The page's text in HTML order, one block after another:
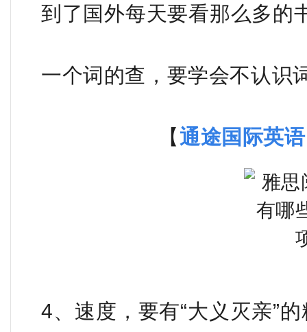
到了国外每天要看那么多的
一个词的查，要学会不认识
【 通途国际英
4、速度，要有“大义灭亲”